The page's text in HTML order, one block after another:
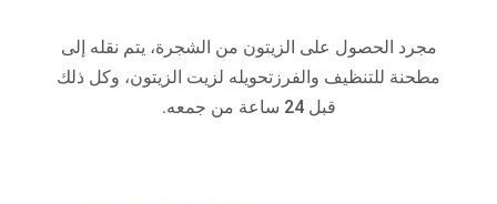
مجرد الحصول على الزيتون من الشجرة، يتم نقله إلى
مطحنة للتنظيف والفرزتحويله لزيت الزيتون، وكل ذلك
قبل 24 ساعة من جمعه.